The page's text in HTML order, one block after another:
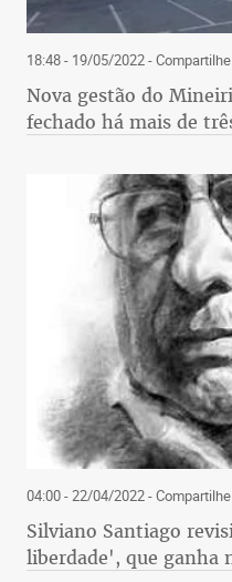
18:48 - 19/05/2022- Compartilhe
Nova gestão do
fechado há mais de
04:00 - 22/04/2022- Compartilhe
Silviano Santiago
liberdade', que ganha